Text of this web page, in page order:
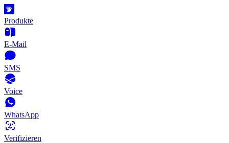
Produkte
E-Mail
SMS
Voice
WhatsApp
Verifizieren